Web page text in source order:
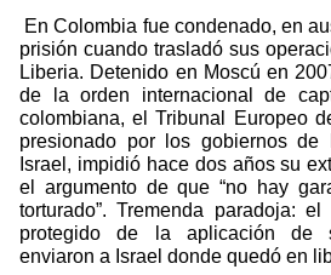
En Colombia fue condenado, en
prisión cuando trasladó sus
Liberia. Detenido en Moscú en
de la orden internacional de
colombiana, el Tribunal Europeo
presionado por los gobiernos
Israel, impidió hace dos años su
el argumento de que “no hay
torturado”. Tremenda paradoja:
protegido de la aplicación de
enviaron a Israel donde quedó en